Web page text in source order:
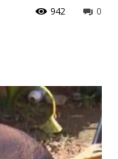
0
942